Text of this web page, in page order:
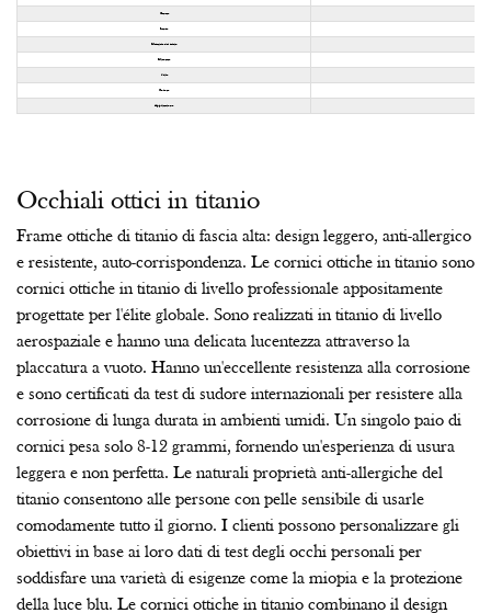
Occhiali ottici in titanio
Frame ottiche di titanio di fascia alta: design leggero, anti-allergico
e resistente, auto-corrispondenza. Le cornici ottiche in titanio sono
cornici ottiche in titanio di livello professionale appositamente
progettate per l'élite globale. Sono realizzati in titanio di livello
aerospaziale e hanno una delicata lucentezza attraverso la
placcatura a vuoto. Hanno un'eccellente resistenza alla corrosione
e sono certificati da test di sudore internazionali per resistere alla
corrosione di lunga durata in ambienti umidi. Un singolo paio di
cornici pesa solo 8-12 grammi, fornendo un'esperienza di usura
leggera e non perfetta. Le naturali proprietà anti-allergiche del
titanio consentono alle persone con pelle sensibile di usarle
comodamente tutto il giorno. I clienti possono personalizzare gli
obiettivi in base ai loro dati di test degli occhi personali per
soddisfare una varietà di esigenze come la miopia e la protezione
della luce blu. Le cornici ottiche in titanio combinano il design